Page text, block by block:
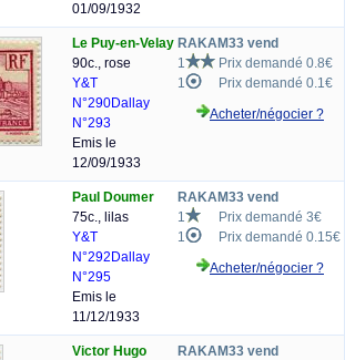
01/09/1932
Le Puy-en-Velay
90c., rose
Y&T
N°290Dallay
N°293
Emis le
12/09/1933
RAKAM33 vend
1
Prix demandé 0.8€
1
Prix demandé 0.1€
Acheter/négocier ?
Paul Doumer
75c., lilas
Y&T
N°292 Dallay
N°295
Emis le
11/12/1933
RAKAM33 vend
1
Prix demandé 3€
1
Prix demandé 0.15€
Acheter/négocier ?
Victor Hugo
RAKAM33 vend